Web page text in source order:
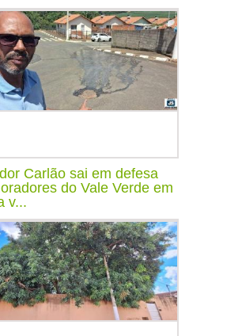
Carlão sai em defesa
do Vale Verde em
v...